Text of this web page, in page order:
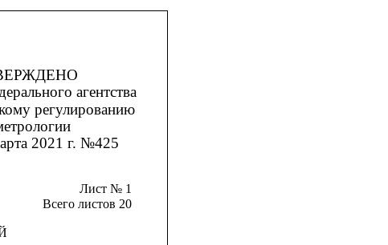
агентства
регулированию
2021 г. №425
Лист № 1
Всего листов 20